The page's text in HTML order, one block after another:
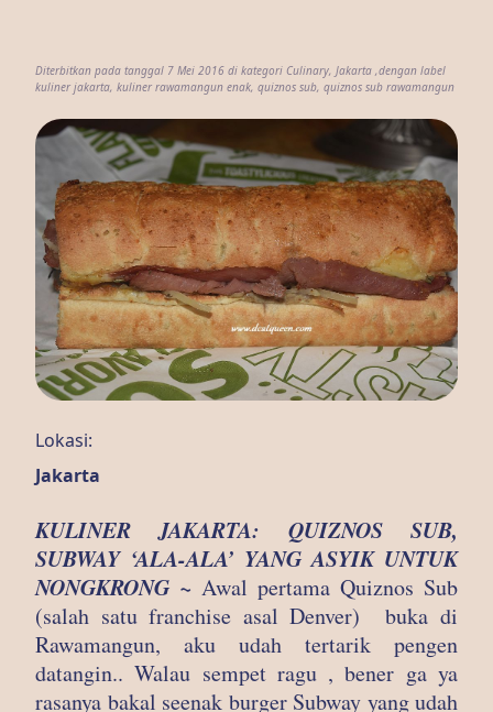
Diterbitkan pada tanggal 7 Mei 2016 di kategori Culinary, Jakarta ,dengan label
kuliner jakarta, kuliner rawamangun enak, quiznos sub, quiznos sub rawamangun
Lokasi:
Jakarta
KULINER JAKARTA: QUIZNOS SUB,
SUBWAY ‘ALA-ALA’ YANG ASYIK UNTUK
NONGKRONG ~ Awal pertama Quiznos Sub
(salah satu franchise asal Denver) buka di
Rawamangun, aku udah tertarik pengen
datangin.. Walau sempet ragu , bener ga ya
rasanya bakal seenak burger Subway yang udah